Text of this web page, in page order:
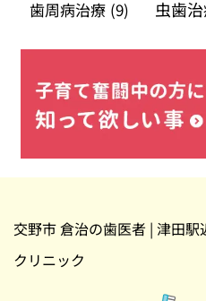
歯周病治療 (9) 虫歯
交野市 倉治の歯医者 | 津田
クリニック